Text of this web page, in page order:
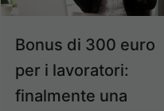
Bonus di 300 euro
per i lavoratori:
finalmente una